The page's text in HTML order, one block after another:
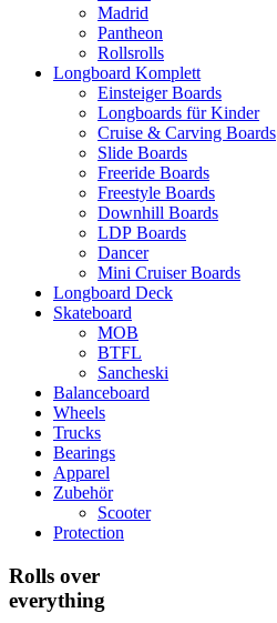
Madrid
Pantheon
Rollsrolls
Longboard Komplett
Einsteiger Boards
Longboards für Kinder
Cruise & Carving Boards
Slide Boards
Freeride Boards
Freestyle Boards
Downhill Boards
LDP Boards
Dancer
Mini Cruiser Boards
Longboard Deck
Skateboard
MOB
BTFL
Sancheski
Balanceboard
Wheels
Trucks
Bearings
Apparel
Zubehör
Scooter
Protection
Rolls over
everything